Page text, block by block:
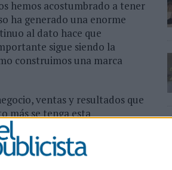
hemos acostumbrado a tener
ha generado una enorme
al dato hace que
sigue siendo la
construimos una marca
ventas y resultados que
más se tenga esta
también un ejercicio